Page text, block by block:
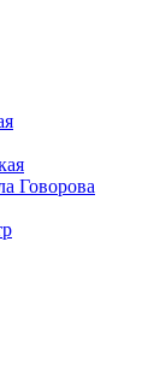
Говорова